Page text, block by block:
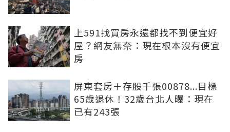
上591找買房永遠都找不到便宜好
屋？網友無奈：現在根本沒有便宜
房
屏東套房＋存股千張00878...目標
65歲退休！32歲台北人曝：現在
已有243張